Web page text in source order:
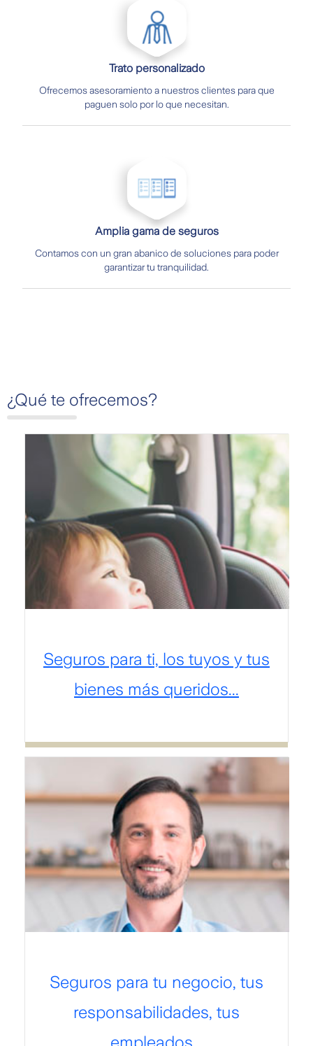
Trato personalizado
Ofrecemos asesoramiento a nuestros clientes para que
paguen solo por lo que necesitan.
Amplia gama de seguros
Contamos con un gran abanico de soluciones para poder
garantizar tu tranquilidad.
¿Qué te ofrecemos?
Seguros para ti, los tuyos y tus
bienes más queridos...
Seguros para tu negocio, tus
responsabilidades, tus